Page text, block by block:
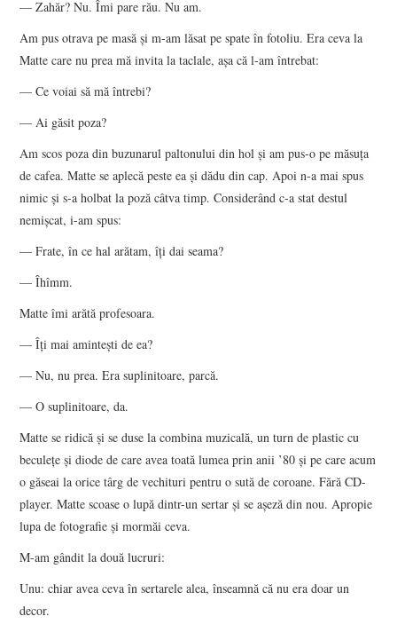
— Zahăr? Nu. Îmi pare rău. Nu am.
Am pus otrava pe masă şi m-am lăsat pe spate în fotoliu. Era ceva la
Matte care nu prea mă invita la taclale, aşa că l-am întrebat:
— Ce voiai să mă întrebi?
— Ai găsit poza?
Am scos poza din buzunarul paltonului din hol şi am pus-o pe măsuţa
de cafea. Matte se aplecă peste ea şi dădu din cap. Apoi n-a mai spus
nimic şi s-a holbat la poză câtva timp. Considerând c-a stat destul
nemişcat, i-am spus:
— Frate, în ce hal arătam, îţi dai seama?
— Îhîmm.
Matte îmi arătă profesoara.
— Îţi mai aminteşti de ea?
— Nu, nu prea. Era suplinitoare, parcă.
— O suplinitoare, da.
Matte se ridică şi se duse la combina muzicală, un turn de plastic cu
beculeţe şi diode de care avea toată lumea prin anii ’80 şi pe care acum
o găseai la orice târg de vechituri pentru o sută de coroane. Fără CD-
player. Matte scoase o lupă dintr-un sertar şi se aşeză din nou. Apropie
lupa de fotografie şi mormăi ceva.
M-am gândit la două lucruri:
Unu: chiar avea ceva în sertarele alea, înseamnă că nu era doar un
decor.